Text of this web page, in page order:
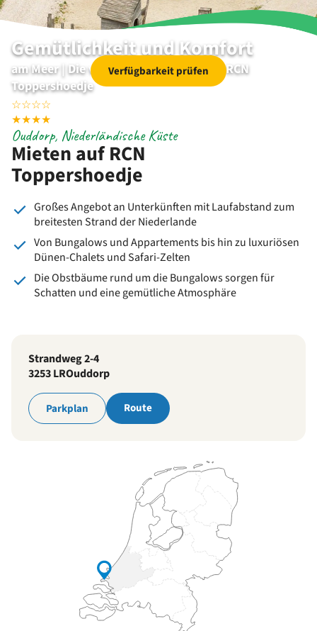
Gemütlichkeit und Komfort
am Meer | Die vielen Mietoptionen von RCN
Toppershoedje
Verfügbarkeit prüfen
☆☆☆☆
★★★★
Mieten auf RCN
Toppershoedje
Ouddorp, Niederländische Küste
Großes Angebot an Unterkünften mit Laufabstand zum
breitesten Strand der Niederlande
Von Bungalows und Appartements bis hin zu luxuriösen
Dünen-Chalets und Safari-Zelten
Die Obstbäume rund um die Bungalows sorgen für
Schatten und eine gemütliche Atmosphäre
Strandweg 2-4
3253 LROuddorp
Parkplan Route